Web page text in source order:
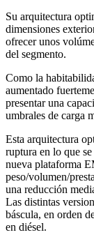
Su arquitectura
dimensiones
ofrecer unos
del segmento.
Como la
aumentado
presentar una
umbrales de carga
Esta arquitectura
ruptura en lo que
nueva plataforma
peso/volumen/
una reducción
Las distintas
báscula, en orden
en diésel.